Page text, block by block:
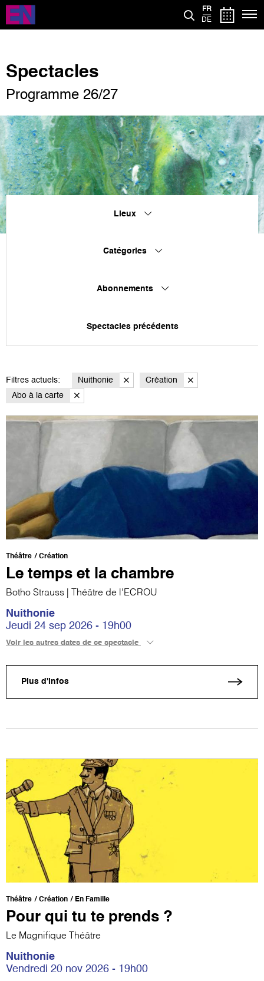
Aller
contenu
FR
DE
Spectacles
Programme 26/27
Lieux
Catégories
Abonnements
Spectacles précédents
Filtres actuels: Nuithonie
Création
Abo à la carte
Théâtre Création
Le temps et la chambre
Botho Strauss | Théâtre de l'ECROU
Nuithonie
Jeudi 24 sep 2026 - 19h00
Voir les autres dates de ce spectacle
Plus d'infos
Théâtre Création En Famille
Pour qui tu te prends ?
Le Magnifique Théâtre
Nuithonie
Vendredi 20 nov 2026 - 19h00